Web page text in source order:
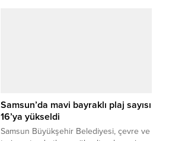
Samsun’da mavi bayraklı plaj sayısı
16’ya yükseldi
Samsun Büyükşehir Belediyesi, çevre ve